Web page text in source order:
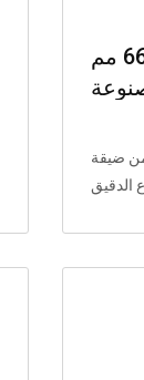
مخصص 112 × 66 مم (11h1) عدسة
من ضيقة